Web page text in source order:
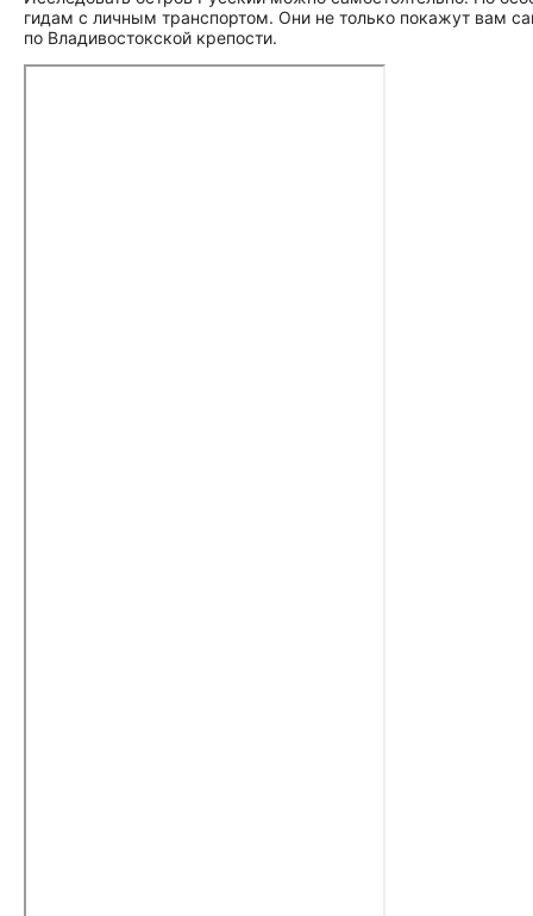
гидам с личным транспортом. Они не только покажут вам
по Владивостокской крепости.